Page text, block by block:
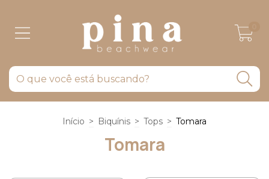
Início > Biquínis > Tops > Tomara
Tomara